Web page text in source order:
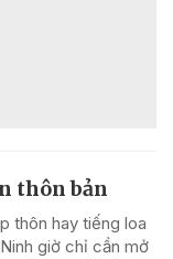
thôn bản
thôn hay tiếng loa
giờ chỉ cần mở